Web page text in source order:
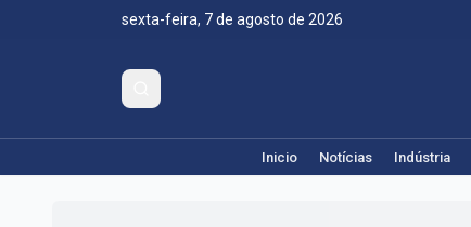
sexta-feira, 7 de agosto de 2026
Inicio Notícias Indústria